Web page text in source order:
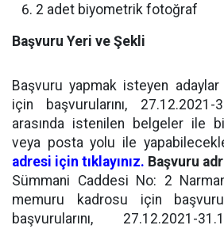
2 adet biyometrik fotoğraf
Başvuru Yeri ve Şekli
Başvuru yapmak isteyen
için başvurularını, 27.12.2021-
arasında istenilen belgeler ile
veya posta yolu ile
adresi için tıklayınız. Başvuru
Sümmani Caddesi No: 2
memuru kadrosu için
başvurularını, 27.12.2021-